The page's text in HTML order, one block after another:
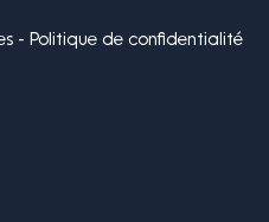
- Politique de confidentialité